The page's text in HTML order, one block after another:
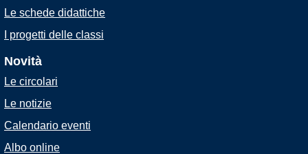
Le schede didattiche
I progetti delle classi
Novità
Le circolari
Le notizie
Calendario eventi
Albo online